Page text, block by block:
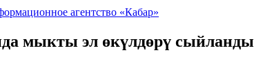
мыкты эл өкүлдөрү сыйланды